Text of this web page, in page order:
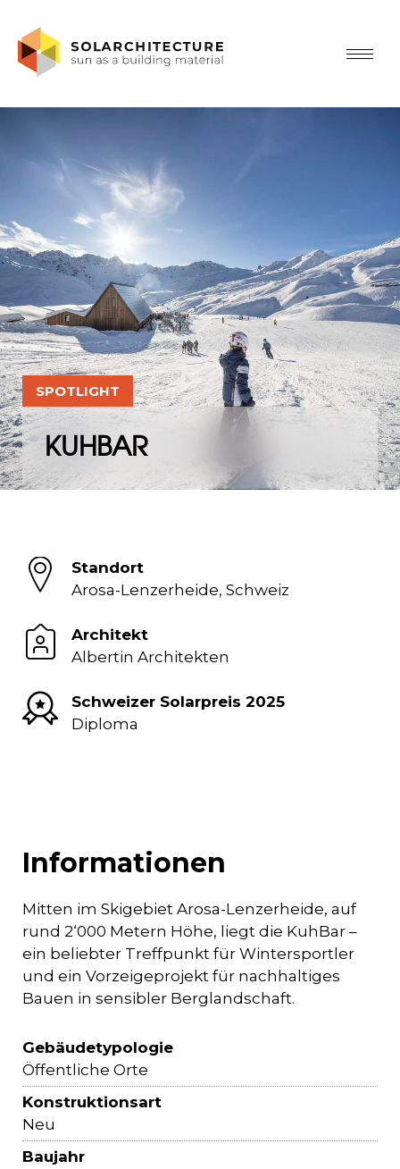
SPOTLIGHT
KUHBAR
Standort
Arosa-Lenzerheide, Schweiz
Architekt
Albertin Architekten
Schweizer Solarpreis 2025
Diploma
Informationen
Mitten im Skigebiet Arosa-Lenzerheide, auf
rund 2‘000 Metern Höhe, liegt die KuhBar –
ein beliebter Treffpunkt für Wintersportler
und ein Vorzeigeprojekt für nachhaltiges
Bauen in sensibler Berglandschaft.
Gebäudetypologie
Öffentliche Orte
Konstruktionsart
Neu
Baujahr